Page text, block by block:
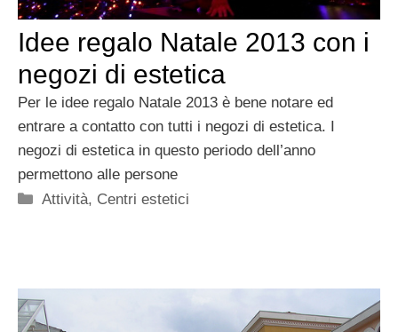
Idee regalo Natale 2013 con i
negozi di estetica
Per le idee regalo Natale 2013 è bene notare ed
entrare a contatto con tutti i negozi di estetica. I
negozi di estetica in questo periodo dell’anno
permettono alle persone
Categorie
Attività, Centri estetici